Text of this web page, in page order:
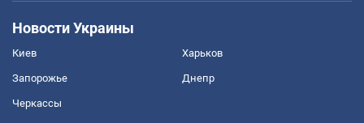
Новости Украины
Киев Харьков
Запорожье Днепр
Черкассы